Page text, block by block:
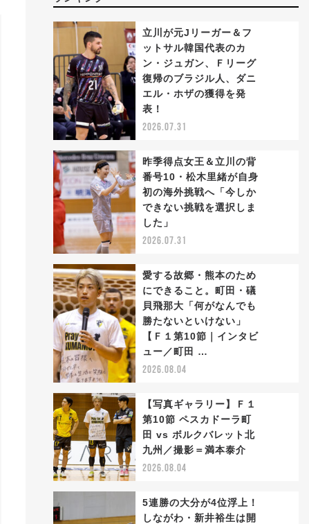
立川が元Jリーガー＆フ
ットサル韓国代表のカ
ン・ジュガン、Ｆリーグ
復帰のブラジル人、ダニ
エル・ホザの獲得を発
表！
2026.07.31
昨季得点女王＆立川の背
番号10・松木里緒が自身
初の海外挑戦へ「今しか
できない挑戦を選択しま
した」
2026.07.31
愛する故郷・熊本のため
にできること。町田・礒
貝飛那大「何がなんでも
勝たないといけない」
【Ｆ１第10節｜インタビ
ュー／町田 …
2026.08.04
【写真ギャラリー】Ｆ１
第10節 ペスカドーラ町
田 vs ボルクバレット北
九州／撮影＝満本泰介
2026.08.04
5連勝の大分が4位浮上！
しながわ・新井裕生は開